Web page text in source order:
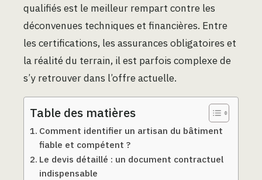
qualifiés est le meilleur rempart contre les
déconvenues techniques et financières. Entre
les certifications, les assurances obligatoires et
la réalité du terrain, il est parfois complexe de
s’y retrouver dans l’offre actuelle.
Table des matières
Comment identifier un artisan du bâtiment
fiable et compétent ?
Le devis détaillé : un document contractuel
indispensable